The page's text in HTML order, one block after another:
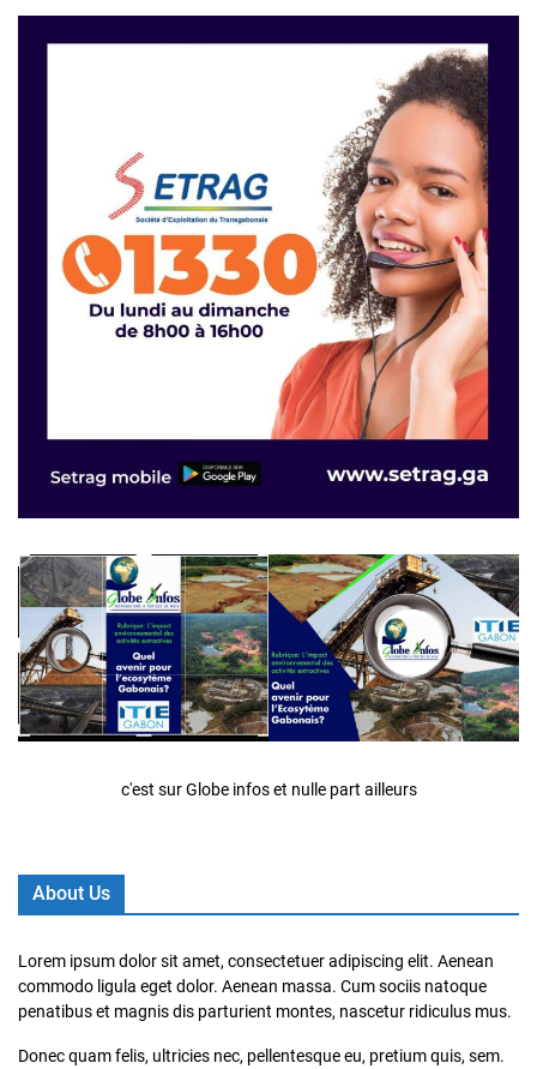
c'est sur Globe infos et nulle part ailleurs
About Us
Lorem ipsum dolor sit amet, consectetuer adipiscing elit. Aenean
commodo ligula eget dolor. Aenean massa. Cum sociis natoque
penatibus et magnis dis parturient montes, nascetur ridiculus mus.
Donec quam felis, ultricies nec, pellentesque eu, pretium quis, sem.